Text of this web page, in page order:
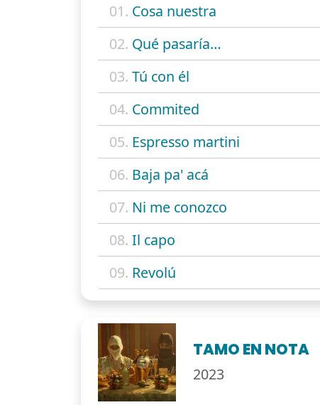
01. Cosa nuestra
02. Qué pasaría…
03. Tú con él
04. Commited
05. Espresso martini
06. Baja pa' acá
07. Ni me conozco
08. Il capo
09. Revolú
TAMO EN NOTA
2023